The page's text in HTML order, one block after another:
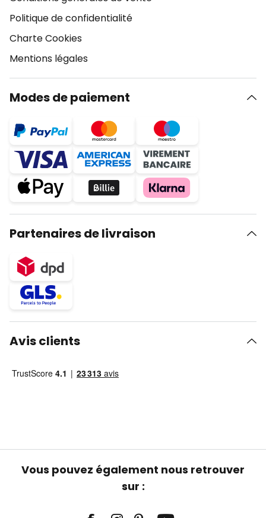
Politique de confidentialité
Charte Cookies
Mentions légales
Modes de paiement
Partenaires de livraison
Avis clients
Vous pouvez également nous retrouver
sur :